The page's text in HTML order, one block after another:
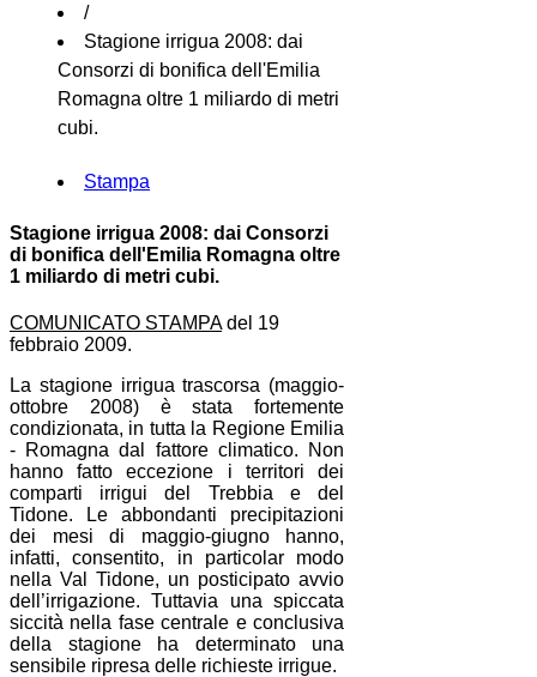
/
Stagione irrigua 2008: dai
Consorzi di bonifica dell'Emilia
Romagna oltre 1 miliardo di metri
cubi.
Stampa
Stagione irrigua 2008: dai Consorzi
di bonifica dell'Emilia Romagna oltre
1 miliardo di metri cubi.
COMUNICATO STAMPAdel 19
febbraio 2009.
La stagione irrigua trascorsa (maggio-
ottobre 2008) è stata fortemente
condizionata, in tutta la Regione Emilia
- Romagna dal fattore climatico. Non
hanno fatto eccezione i territori dei
comparti irrigui del Trebbia e del
Tidone. Le abbondanti precipitazioni
dei mesi di maggio-giugno hanno,
infatti, consentito, in particolar modo
nella Val Tidone, un posticipato avvio
dell’irrigazione. Tuttavia una spiccata
siccità nella fase centrale e conclusiva
della stagione ha determinato una
sensibile ripresa delle richieste irrigue.